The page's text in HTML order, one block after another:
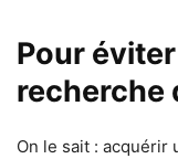
Pour
recherche
On le sait : acquérir